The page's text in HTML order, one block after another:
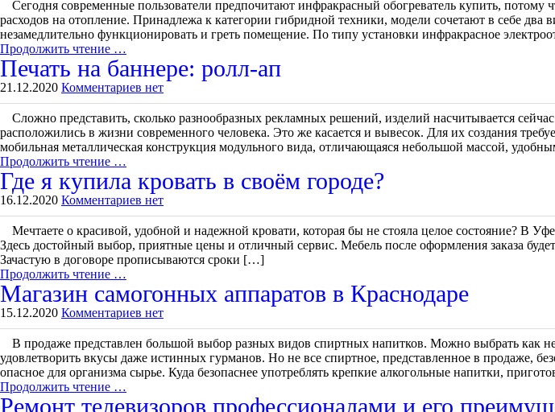
Сегодня современные пользователи предпочитают инфракрасный обогреватель купить, потому
расходов на отопление. Принадлежа к категории гибридной техники, модели сочетают в себе
незамедлительно функционировать и греть помещение. По типу установки инфракрасное
Продолжить чтение …
Печать на баннере: ролл-ап
21.12.2020 Комментариев нет
Сложно представить, сколько разнообразных рекламных решений, изделий насчитывается
расположились в жизни современного человека. Это же касается и вывесок. Для их создания
мобильная металлическая конструкция модульного вида, отличающаяся небольшой массой,
Продолжить чтение …
Где я купила кровать в своём городе?
16.12.2020 Комментариев нет
Мечтаете о красивой, удобной и надежной кровати, которая бы не стояла целое состояние? В
Здесь достойный выбор, приятные цены и отличный сервис. Мебель после оформления заказа
Зачастую в договоре прописываются сроки […]
Продолжить чтение …
Магазин самогонных аппаратов в Краснодаре
15.12.2020 Комментариев нет
В продаже представлен большой выбор разных видов спиртных напитков. Можно выбрать как
удовлетворить вкусы даже истинных гурманов. Но не все спиртное, представленное в продаже,
опасное для организма сырье. Куда безопаснее употреблять крепкие алкогольные напитки,
Продолжить чтение …
Ремонт телевизоров профессионалами и его